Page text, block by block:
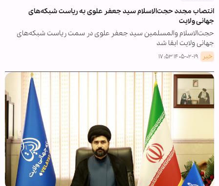
انتصاب مجدد حجت‌الاسلام سید جعفر علوی به ریاست شبکه‌های
جهانی ولایت
حجت‌الاسلام والمسلمین سید جعفر علوی در سمت ریاست شبکه‌های
جهانی ولایت ابقا شد
خبر ۱۴۰۵-۰۲-۱۹ ۱۷:۵۳